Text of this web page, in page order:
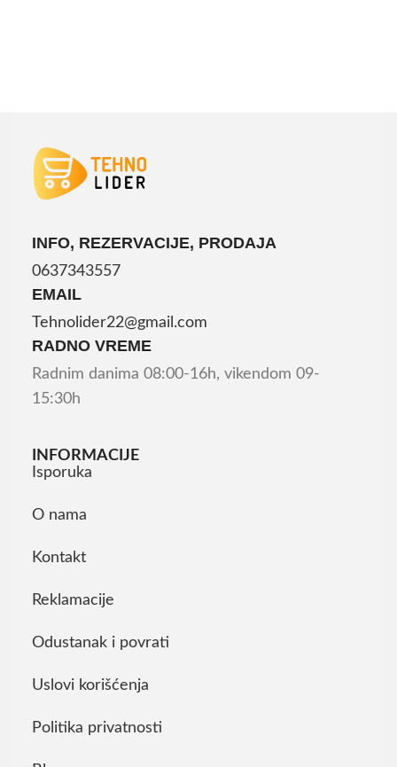
INFO, REZERVACIJE, PRODAJA
0637343557
EMAIL
Tehnolider22@gmail.com
RADNO VREME
Radnim danima 08:00-16h, vikendom 09-
15:30h
INFORMACIJE
Isporuka
O nama
Kontakt
Reklamacije
Odustanak i povrati
Uslovi korišćenja
Politika privatnosti